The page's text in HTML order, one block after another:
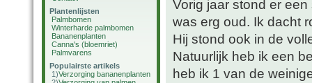
Plantenlijsten
Palmbomen
Winterharde palmbomen
Bananenplanten
Canna's (bloemriet)
Palmvarens
Populairste artikels
1)Verzorging bananenplanten
Vorig jaar stond er
was erg oud. Ik dacht
Hij stond ook in de
Natuurlijk heb ik een
heb ik 1 van de